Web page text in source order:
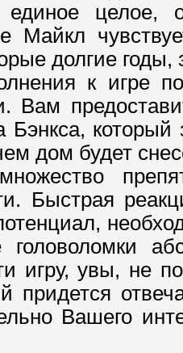
единое целое,
Майкл
долгие
к игре
Вам
Бэнкса, который
дом будет
Быстрая
головоломки
игру, увы, не
придется
Вашего